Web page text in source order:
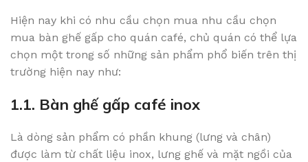
Hiện nay khi có nhu cầu chọn mua nhu cầu chọn
mua bàn ghế gấp cho quán café, chủ quán có thể lựa
chọn một trong số những sản phẩm phổ biến trên thị
trường hiện nay như:
1.1. Bàn ghế gấp café inox
Là dòng sản phẩm có phần khung (lưng và chân)
được làm từ chất liệu inox, lưng ghế và mặt ngồi của